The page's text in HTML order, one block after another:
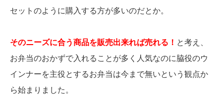
セットのように購入する方が多いのだとか。
そのニーズに合う商品を販売出来れば売れる！ と考え、
お弁当のおかずで入れることが多く人気なのに脇役のウ
インナーを主役とするお弁当は今まで無いという観点か
ら始まりました。